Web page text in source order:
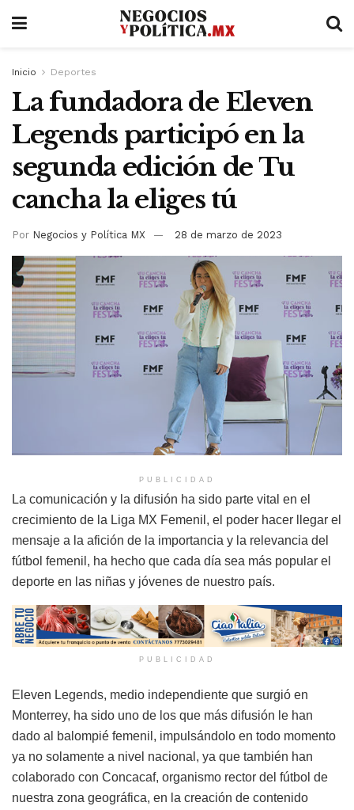
Inicio Deportes
La fundadora de Eleven
Legends participó en la
segunda edición de Tu
cancha la eliges tú
Por Negocios y Política MX 28 de marzo de 2023
PUBLICIDAD
La comunicación y la difusión ha sido parte vital en el
crecimiento de la Liga MX Femenil, el poder hacer llegar el
mensaje a la afición de la importancia y la relevancia del
fútbol femenil, ha hecho que cada día sea más popular el
deporte en las niñas y jóvenes de nuestro país.
PUBLICIDAD
Eleven Legends, medio independiente que surgió en
Monterrey, ha sido uno de los que más difusión le han
dado al balompié femenil, impulsándolo en todo momento
ya no solamente a nivel nacional, ya que también han
colaborado con Concacaf, organismo rector del fútbol de
nuestra zona geográfica, en la creación de contenido